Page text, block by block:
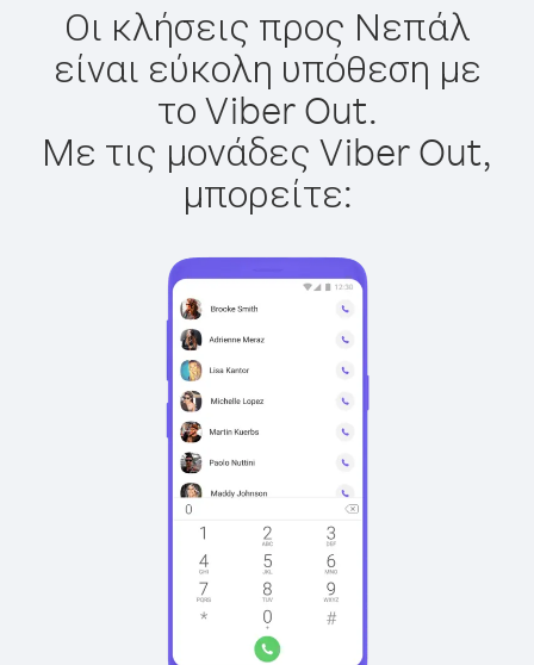
Οι κλήσεις προς Νεπάλ
είναι εύκολη υπόθεση με
το Viber Out.
Με τις μονάδες Viber Out,
μπορείτε: